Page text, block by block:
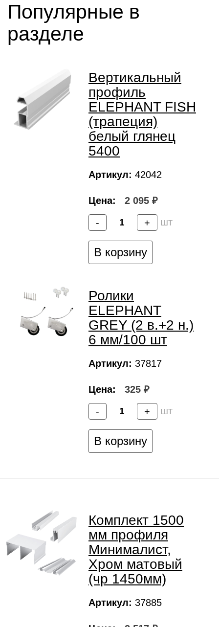
Популярные в
разделе
Вертикальный
профиль
ELEPHANT FISH
(трапеция)
белый глянец
5400
Артикул: 42042
Цена: 2 095 ₽
- + шт
В корзину
Ролики
ELEPHANT
GREY (2 в.+2 н.)
6 мм/100 шт
Артикул: 37817
Цена: 325 ₽
- + шт
В корзину
Комплект 1500
мм профиля
Минималист,
Хром матовый
(чр 1450мм)
Артикул: 37885